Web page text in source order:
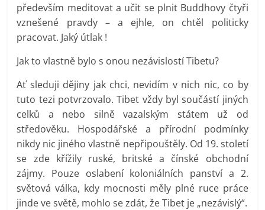
především meditovat a učit se plnit Buddhovy čtyři
vznešené pravdy – a ejhle, on chtěl politicky
pracovat. Jaký útlak !
Jak to vlastně bylo s onou nezávislostí Tibetu?
Ať sleduji dějiny jak chci, nevidím v nich nic, co by
tuto tezi potvrzovalo. Tibet vždy byl součástí jiných
celků a nebo silně vazalským státem už od
středověku. Hospodářské a přírodní podmínky
nikdy nic jiného vlastně nepřipouštěly. Od 19. století
se zde křížily ruské, britské a čínské obchodní
zájmy. Pouze oslabení koloniálních panství a 2.
světová válka, kdy mocnosti měly plné ruce práce
jinde ve světě, mohlo se zdát, že Tibet je „nezávislý“.